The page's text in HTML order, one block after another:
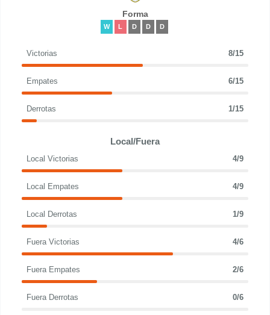
Forma
W L D D D
Victorias 8/15
Empates 6/15
Derrotas 1/15
Local/Fuera
Local Victorias 4/9
Local Empates 4/9
Local Derrotas 1/9
Fuera Victorias 4/6
Fuera Empates 2/6
Fuera Derrotas 0/6